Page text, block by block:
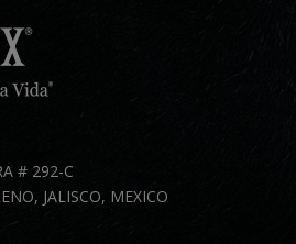
# 292-C
JALISCO, MEXICO